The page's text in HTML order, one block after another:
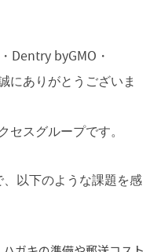
Dentry byGMO・
にありがとうございま
セスグループです。
以下のような課題を感